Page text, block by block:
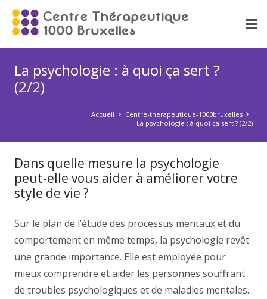
La psychologie : à quoi ça sert ?
(2/2)
Accueil
Centre-therapeutique-1000bruxelles
La psychologie : à quoi ça sert ? (2/2)
Dans quelle mesure la psychologie
peut-elle vous aider à améliorer votre
style de vie ?
Sur le plan de l’étude des processus mentaux et du
comportement en même temps, la psychologie revêt
une grande importance. Elle est employée pour
mieux comprendre et aider les personnes souffrant
de troubles psychologiques et de maladies mentales.